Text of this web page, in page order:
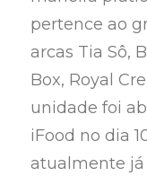
pertence ao
arcas Tia Sô,
Box, Royal
unidade foi
iFood no dia
atualmente já